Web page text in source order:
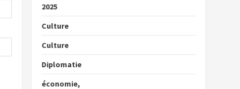
2025
Culture
Culture
Diplomatie
économie,